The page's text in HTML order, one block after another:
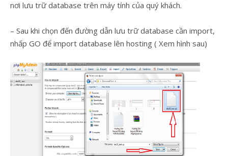
nơi lưu trữ database trên máy tính của quý khách.
– Sau khi chọn đến đường dẫn lưu trữ database cần import,
nhấp GO để import database lên hosting ( Xem hình sau)